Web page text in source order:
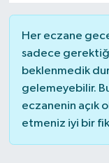
Her eczane
sadece
beklenmedik
gelemeyebilir.
eczanenin açık
etmeniz iyi bir